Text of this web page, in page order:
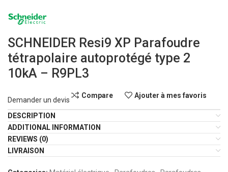
SCHNEIDER Resi9 XP Parafoudre
tétrapolaire autoprotégé type 2
10kA – R9PL3
Demander un devis
Compare Ajouter à mes favoris
DESCRIPTION
ADDITIONAL INFORMATION
REVIEWS (0)
LIVRAISON